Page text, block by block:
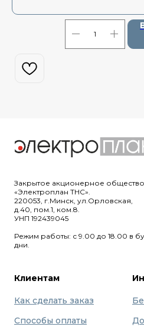
Закрытое акционерное общество
«Электроплан ТНС».
220053, г.Минск, ул.Орловская,
д.40, пом.1, ком.8.
УНП 192439045
Режим работы: с 9.00 до 18.00 в
дни.
Клиентам
Как сделать заказ
Способы оплаты